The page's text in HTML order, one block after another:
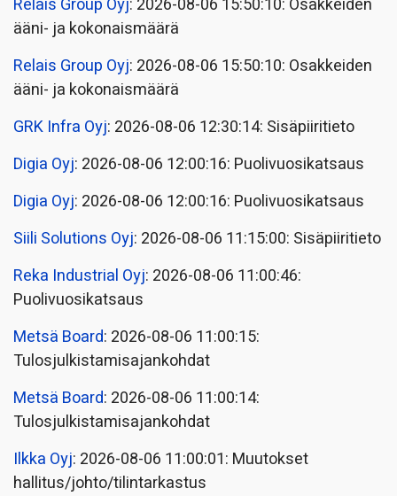
Relais Group Oyj: 2026-08-06 15:50:10: Osakkeiden
ääni- ja kokonaismäärä
Relais Group Oyj: 2026-08-06 15:50:10: Osakkeiden
ääni- ja kokonaismäärä
GRK Infra Oyj: 2026-08-06 12:30:14: Sisäpiiritieto
Digia Oyj: 2026-08-06 12:00:16: Puolivuosikatsaus
Digia Oyj: 2026-08-06 12:00:16: Puolivuosikatsaus
Siili Solutions Oyj: 2026-08-06 11:15:00: Sisäpiiritieto
Reka Industrial Oyj: 2026-08-06 11:00:46:
Puolivuosikatsaus
Metsä Board: 2026-08-06 11:00:15:
Tulosjulkistamisajankohdat
Metsä Board: 2026-08-06 11:00:14:
Tulosjulkistamisajankohdat
Ilkka Oyj: 2026-08-06 11:00:01: Muutokset
hallitus/johto/tilintarkastus